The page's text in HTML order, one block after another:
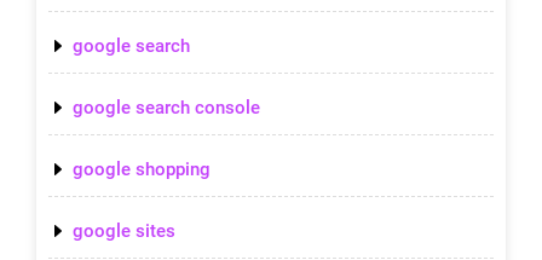
google search
google search console
google shopping
google sites